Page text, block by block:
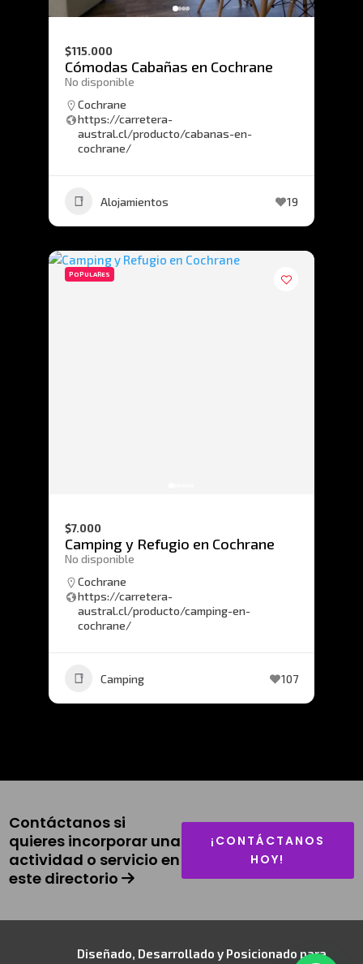
$115.000
Cómodas Cabañas en Cochrane
No disponible
Cochrane
https://carretera-
austral.cl/producto/cabanas-en-
cochrane/
Alojamientos 19
POPULARES
$7.000
Camping y Refugio en Cochrane
No disponible
Cochrane
https://carretera-
austral.cl/producto/camping-en-
cochrane/
Camping 107
Contáctanos si
quieres incorporar una
actividad o servicio en
este directorio
¡CONTÁCTANOS
HOY!
Diseñado, Desarrollado y Posicionado para